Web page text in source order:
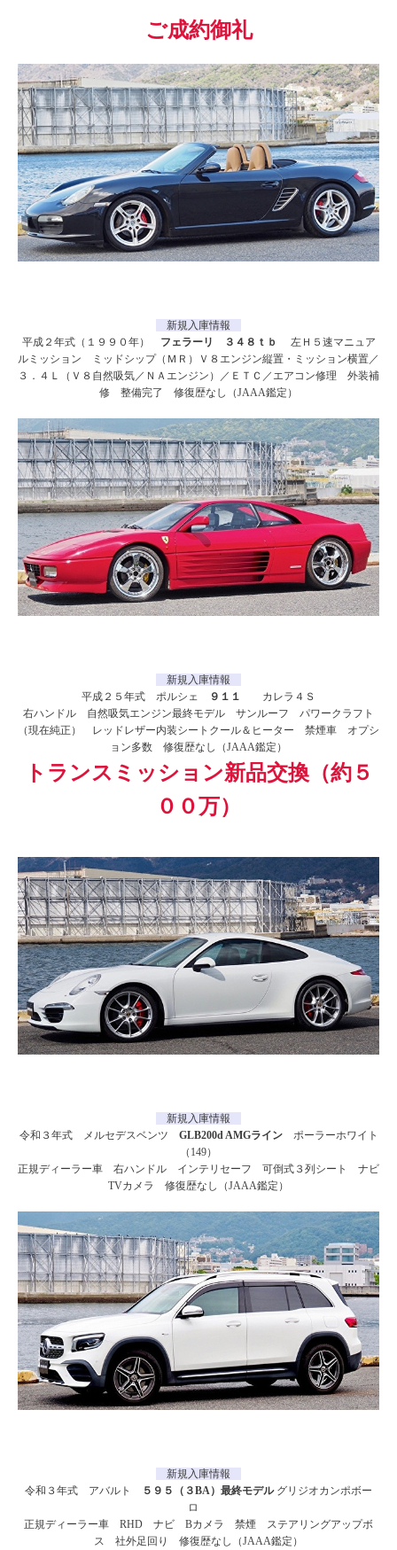
ご成約御礼
新規入庫情報
平成２年式（１９９０年）
フェラーリ ３４８ｔｂ 左Ｈ５速マニュア
ルミッション ミッドシップ（ＭＲ）Ｖ８エンジン縦置・ミッション横置／
３．４Ｌ（Ｖ８自然吸気／ＮＡエンジン）／ＥＴＣ／エアコン修理 外装補
修 整備完了 修復歴なし（JAAA鑑定）
新規入庫情報
平成２５年式 ポルシェ
９１１
カレラ４Ｓ
右ハンドル 自然吸気エンジン最終モデル サンルーフ パワークラフト
（現在純正） レッドレザー内装シートクール＆ヒーター 禁煙車 オプシ
ョン多数 修復歴なし（JAAA鑑定）
トランスミッション新品交換（約５
００万）
新規入庫情報
令和３年式 メルセデスベンツ GLB200d AMGラインポーラーホワイト
（149）
正規ディーラー車 右ハンドル インテリセーフ 可倒式３列シート ナビ
TVカメラ 修復歴なし（JAAA鑑定）
新規入庫情報
令和３年式 アバルト
５９５（３BA）最終モデル グリジオカンポボー
ロ
正規ディーラー車 RHD ナビ Bカメラ 禁煙 ステアリングアップボ
ス 社外足回り 修復歴なし（JAAA鑑定）